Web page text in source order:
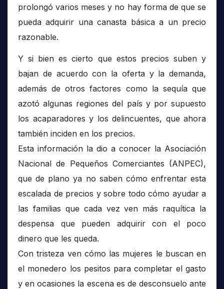
prolongó varios meses y no hay forma de que se
pueda adquirir una canasta básica a un precio
razonable.
Y si bien es cierto que estos precios suben y
bajan de acuerdo con la oferta y la demanda,
además de otros factores como la sequía que
azotó algunas regiones del país y por supuesto
los acaparadores y los delincuentes, que ahora
también inciden en los precios.
Esta información la dio a conocer la Asociación
Nacional de Pequeños Comerciantes (ANPEC),
que de plano ya no saben cómo enfrentar esta
escalada de precios y sobre todo cómo ayudar a
las familias que cada vez ven más raquítica la
despensa que pueden adquirir con el poco
dinero que les queda.
Con tristeza ven cómo las mujeres le buscan en
el monedero los pesitos para completar el gasto
y en ocasiones la escena es de desconsuelo ante